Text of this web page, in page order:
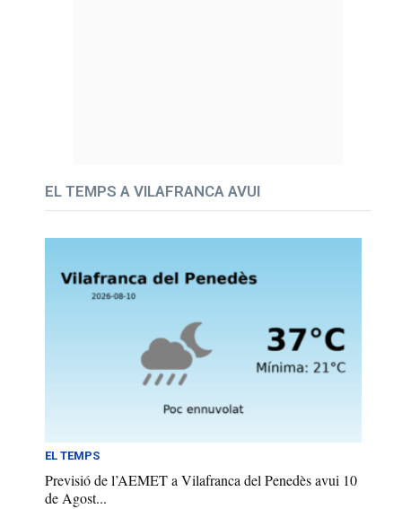
EL TEMPS A VILAFRANCA AVUI
EL TEMPS
Previsió de l’AEMET a Vilafranca del Penedès avui 10
de Agost...